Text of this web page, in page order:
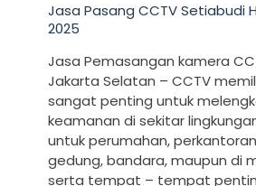
Jasa Pasang CCTV Setiabudi
2025
Jasa Pemasangan kamera
Jakarta Selatan – CCTV
sangat penting untuk
keamanan di sekitar
untuk perumahan,
gedung, bandara, maupun di
serta tempat – tempat